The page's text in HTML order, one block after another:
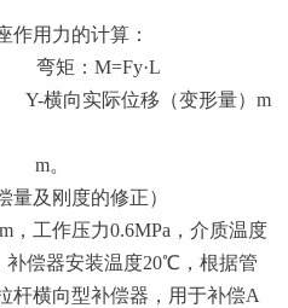
作用力的计算：
矩：M=Fy·L
Y-横向实际位移（变形量）m
m。
量及刚度的修正）
，工作压力0.6MPa，介质温度
偿器安装温度20℃，根据管
杆横向型补偿器，用于补偿A